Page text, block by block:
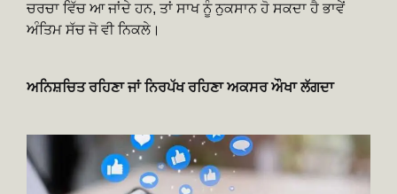
ਚਰਚਾ ਵਿੱਚ ਆ ਜਾਂਦੇ ਹਨ, ਤਾਂ ਸਾਖ ਨੂੰ ਨੁਕਸਾਨ ਹੋ ਸਕਦਾ ਹੈ ਭਾਵੇਂ
ਅੰਤਿਮ ਸੱਚ ਜੋ ਵੀ ਨਿਕਲੇ।
ਅਨਿਸ਼ਚਿਤ ਰਹਿਣਾ ਜਾਂ ਨਿਰਪੱਖ ਰਹਿਣਾ ਅਕਸਰ ਔਖਾ ਲੱਗਦਾ